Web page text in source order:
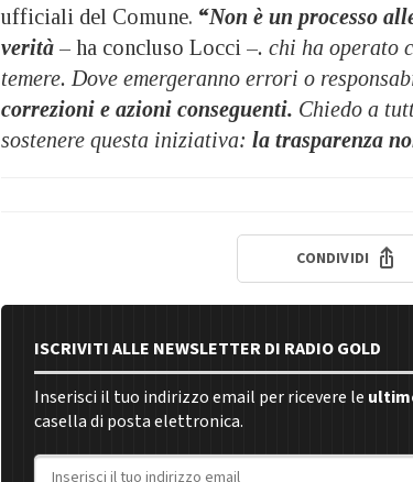
ufficiali del Comune. “Non è un processo
verità – ha concluso Locci –. chi ha operato
temere. Dove emergeranno errori o
correzioni e azioni conseguenti. Chiedo a
sostenere questa iniziativa: la trasparenza
CONDIVIDI
ISCRIVITI ALLE NEWSLETTER DI RADIO GOLD
Inserisci il tuo indirizzo email per ricevere le
casella di posta elettronica.
Indirizzo email